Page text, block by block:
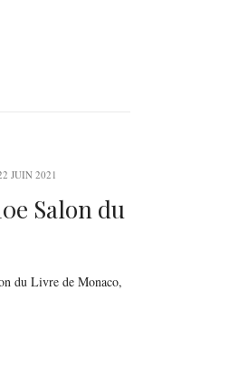
JUIN 2021
Salon du
du Livre de Monaco,